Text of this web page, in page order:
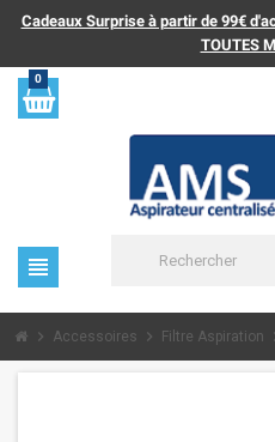
Cadeaux Surprise à partir de 99€
TOUTES
0
view_headline
chevron_right Accessoires chevron_right Filtre Aspiration